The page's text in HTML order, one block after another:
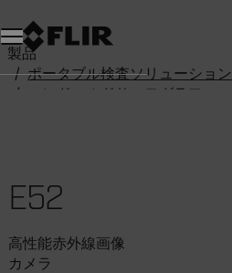
製品
ポータブル検査ソリューション
ハンドヘルドサーモグラフィカメラ
E52
高性能赤外線画像
カメラ